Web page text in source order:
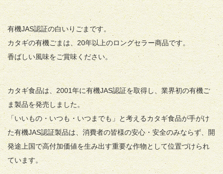
有機JAS認証の白いりごまです。
カタギの有機ごまは、20年以上のロングセラー商品です。
香ばしい風味をご賞味ください。
カタギ食品は、2001年に有機JAS認証を取得し、業界初の有機ご
ま製品を発売しました。
「いいもの・いつも・いつまでも」と考えるカタギ食品が手がけ
た有機JAS認証製品は、消費者の皆様の安心・安全のみならず、開
発途上国で高付加価値を生み出す重要な作物として位置づけられ
ています。